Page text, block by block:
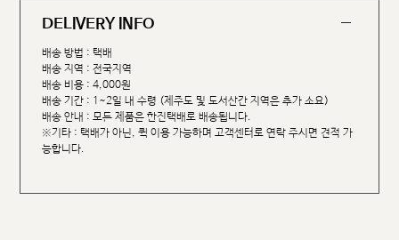
DELIVERY INFO
배송 방법 : 택배
배송 지역 : 전국지역
배송 비용 : 4,000원
배송 기간 : 1~2일 내 수령 (제주도 및 도서산간 지역은 추가 소요)
배송 안내 : 모든 제품은 한진택배로 배송됩니다.
※기타 : 택배가 아닌, 퀵 이용 가능하며 고객센터로 연락 주시면 견적 가
능합니다.